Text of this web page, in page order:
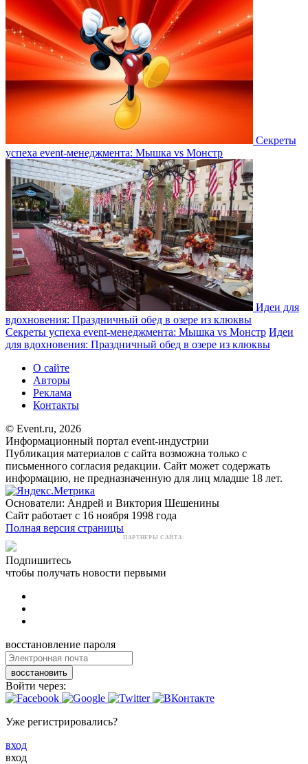
Секреты
успеха event-менеджмента: Мышка vs Монстр
Идеи для
вдохновения: Праздничный обед в озере из клюквы
Секреты успеха event-менеджмента: Мышка vs Монстр Идеи
для вдохновения: Праздничный обед в озере из клюквы
О сайте
Авторы
Реклама
Контакты
© Event.ru, 2026
Информационный портал event-индустрии
Публикация материалов с сайта возможна только с
письменного согласия редакции. Сайт может содержать
информацию, не предназначенную для лиц младше 18 лет.
Основатели: Андрей и Виктория Шешенины
Сайт работает с 16 ноября 1998 года
Полная версия страницы
ПАРТНЕРЫ САЙТА:
Подпишитесь
чтобы получать новости первыми
восстановление пароля
восстановить
Войти через:
Уже регистрировались?
вход
вход